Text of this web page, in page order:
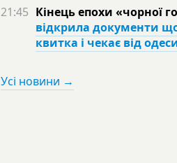
21:45 Кінець епохи «чорної
відкрила документи
квитка і чекає від
Усі новини →